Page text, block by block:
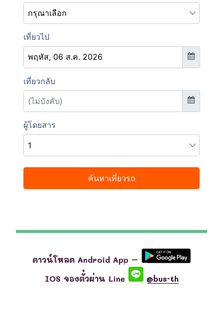
ดาวน์โหลด Android App –
IOS จองตั๋วผ่าน Line
@bus-th